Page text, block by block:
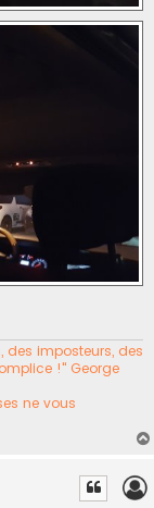
des imposteurs, des
!" George
ne vous